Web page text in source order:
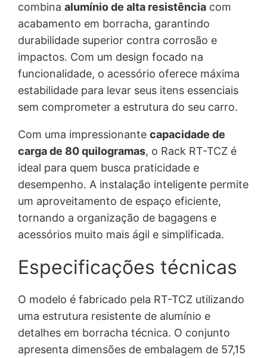
combinaalumínio de alta resistência com
acabamento em borracha, garantindo
durabilidade superior contra corrosão e
impactos. Com um design focado na
funcionalidade, o acessório oferece máxima
estabilidade para levar seus itens essenciais
sem comprometer a estrutura do seu carro.
Com uma impressionantecapacidade de
carga de 80 quilogramas, o Rack RT-TCZ é
ideal para quem busca praticidade e
desempenho. A instalação inteligente permite
um aproveitamento de espaço eficiente,
tornando a organização de bagagens e
acessórios muito mais ágil e simplificada.
Especificações técnicas
O modelo é fabricado pela RT-TCZ utilizando
uma estrutura resistente de alumínio e
detalhes em borracha técnica. O conjunto
apresenta dimensões de embalagem de 57,15